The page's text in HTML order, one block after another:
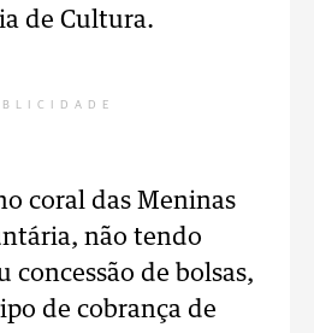
de Cultura.
coral das Meninas
não tendo
concessão de bolsas,
de cobrança de